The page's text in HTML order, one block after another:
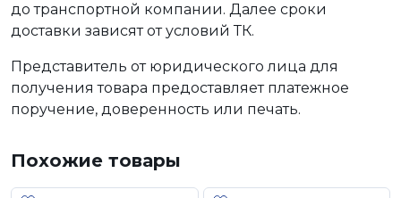
до транспортной компании. Далее сроки
доставки зависят от условий ТК.
Представитель от юридического лица для
получения товара предоставляет платежное
поручение, доверенность или печать.
Похожие товары